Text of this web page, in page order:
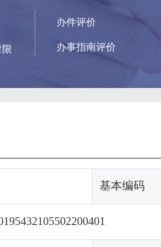
办件评价
办事指南评价
基本编码